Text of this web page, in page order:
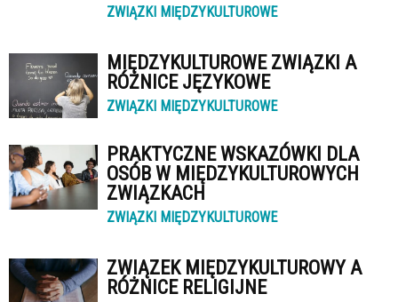
ZWIĄZKI MIĘDZYKULTUROWE
MIĘDZYKULTUROWE ZWIĄZKI A
RÓŻNICE JĘZYKOWE
ZWIĄZKI MIĘDZYKULTUROWE
PRAKTYCZNE WSKAZÓWKI DLA
OSÓB W MIĘDZYKULTUROWYCH
ZWIĄZKACH
ZWIĄZKI MIĘDZYKULTUROWE
ZWIĄZEK MIĘDZYKULTUROWY A
RÓŻNICE RELIGIJNE